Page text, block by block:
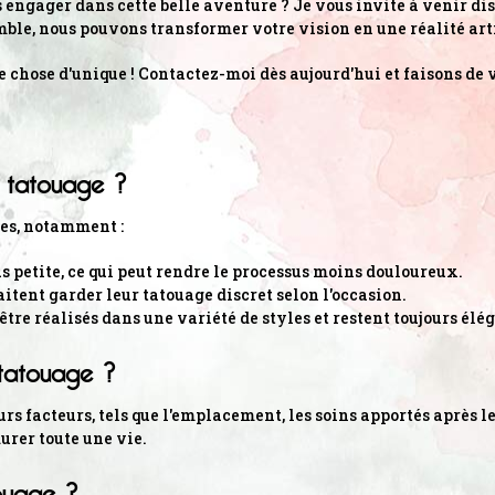
dans cette belle aventure ? Je vous invite à venir
nous pouvons transformer votre vision en une réalité
chose d'unique ! Contactez-moi dès aujourd'hui et faisons
tatouage ?
notamment :
petite, ce qui peut rendre le processus moins douloureux.
garder leur tatouage discret selon l'occasion.
réalisés dans une variété de styles et restent toujours
?
facteurs, tels que l'emplacement, les soins apportés après
toute une vie.